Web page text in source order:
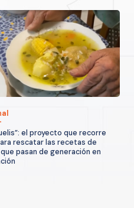
el proyecto que recorre
rescatar las recetas de
pasan de generación en